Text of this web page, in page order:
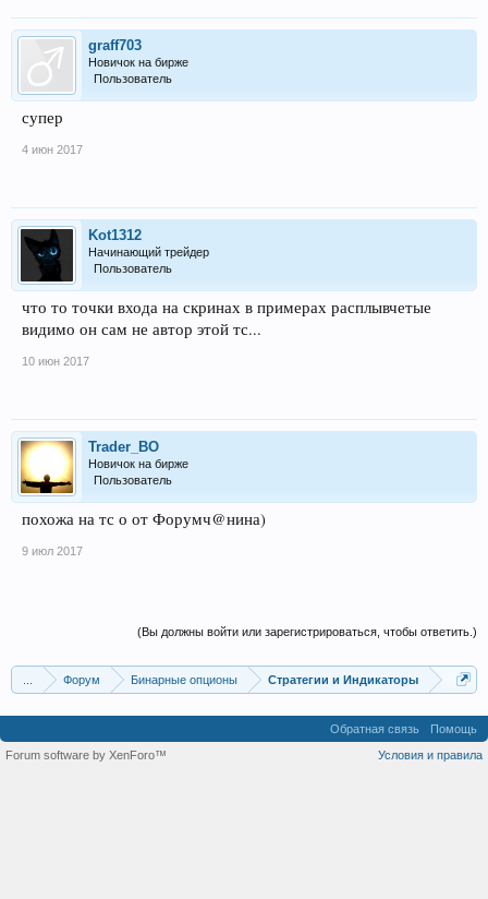
graff703
Новичок на бирже
Пользователь
супер
4 июн 2017
Kot1312
Начинающий трейдер
Пользователь
что то точки входа на скринах в примерах расплывчетые
видимо он сам не автор этой тс...
10 июн 2017
Trader_BO
Новичок на бирже
Пользователь
похожа на тс о от Форумч@нина)
9 июл 2017
(Вы должны войти или зарегистрироваться, чтобы ответить.)
Форум Бинарные опционы Стратегии и Индикаторы
Обратная связь
Помощь
Условия и правила
Forum software by XenForo™